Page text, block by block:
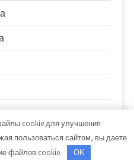
дистрибьютор
cookie для улучшения
пользоваться сайтом, вы даете
файлов cookie.
OK